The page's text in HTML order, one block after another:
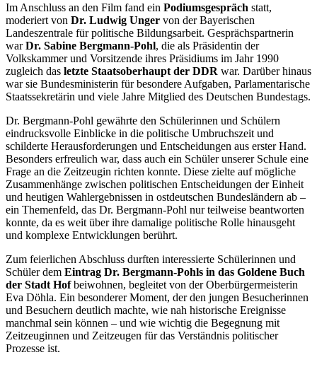
Im Anschluss an den Film fand ein Podiumsgespräch statt,
moderiert von Dr. Ludwig Unger von der Bayerischen
Landeszentrale für politische Bildungsarbeit. Gesprächspartnerin
warDr. Sabine Bergmann-Pohl, die als Präsidentin der
Volkskammer und Vorsitzende ihres Präsidiums im Jahr 1990
zugleich das letzte Staatsoberhaupt der DDR war. Darüber hinaus
war sie Bundesministerin für besondere Aufgaben, Parlamentarische
Staatssekretärin und viele Jahre Mitglied des Deutschen Bundestags.
Dr. Bergmann-Pohl gewährte den Schülerinnen und Schülern
eindrucksvolle Einblicke in die politische Umbruchszeit und
schilderte Herausforderungen und Entscheidungen aus erster Hand.
Besonders erfreulich war, dass auch ein Schüler unserer Schule eine
Frage an die Zeitzeugin richten konnte. Diese zielte auf mögliche
Zusammenhänge zwischen politischen Entscheidungen der Einheit
und heutigen Wahlergebnissen in ostdeutschen Bundesländern ab –
ein Themenfeld, das Dr. Bergmann-Pohl nur teilweise beantworten
konnte, da es weit über ihre damalige politische Rolle hinausgeht
und komplexe Entwicklungen berührt.
Zum feierlichen Abschluss durften interessierte Schülerinnen und
Schüler dem Eintrag Dr. Bergmann-Pohls in das Goldene Buch
der Stadt Hofbeiwohnen, begleitet von der Oberbürgermeisterin
Eva Döhla. Ein besonderer Moment, der den jungen Besucherinnen
und Besuchern deutlich machte, wie nah historische Ereignisse
manchmal sein können – und wie wichtig die Begegnung mit
Zeitzeuginnen und Zeitzeugen für das Verständnis politischer
Prozesse ist.